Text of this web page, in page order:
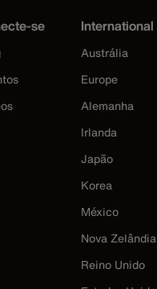
se International
Austrália
Europe
Alemanha
Irlanda
Japão
Korea
México
Nova Zelândia
Reino Unido